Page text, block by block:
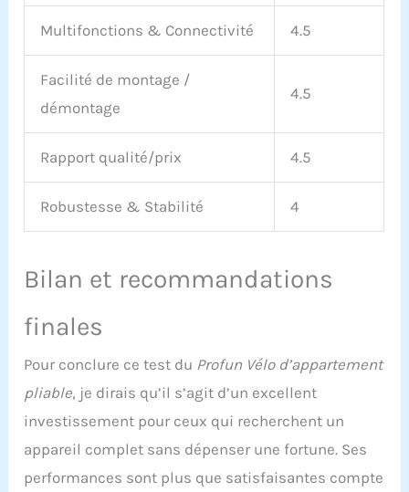
Multifonctions & Connectivité 4.5
Facilité de montage /
démontage
4.5
Rapport qualité/prix 4.5
Robustesse & Stabilité 4
Bilan et recommandations
finales
Pour conclure ce test du Profun Vélo d’appartement
pliable, je dirais qu’il s’agit d’un excellent
investissement pour ceux qui recherchent un
appareil complet sans dépenser une fortune. Ses
performances sont plus que satisfaisantes compte